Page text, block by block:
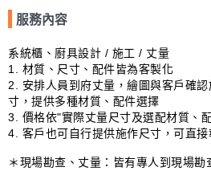
服務內容
系統櫃、廚具設計 / 施工 / 丈量
1. 材質、尺寸、配件皆為客製化
2. 安排人員到府丈量，繪圖與客戶確認
寸，提供多種材質、配件選擇
3. 價格依"實際丈量尺寸及選配材質、
4. 客戶也可自行提供施作尺寸，可直接
＊現場勘查、丈量：皆有專人到現場勘